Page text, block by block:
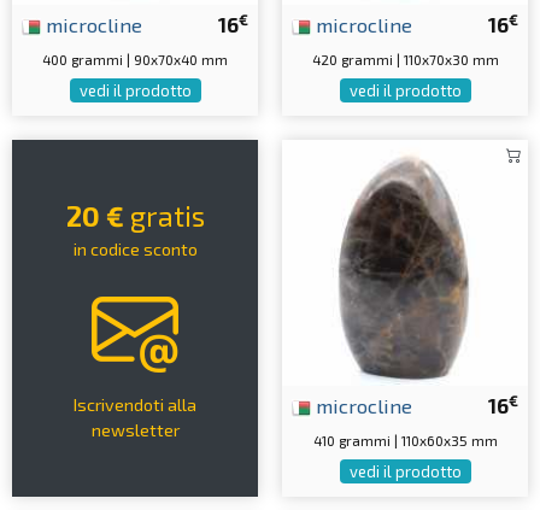
16€
microcline
400 grammi | 90x70x40 mm
vedi il prodotto
16€
microcline
420 grammi | 110x70x30 mm
vedi il prodotto
20 € gratis
in codice sconto
Iscrivendoti alla
newsletter
16€
microcline
410 grammi | 110x60x35 mm
vedi il prodotto